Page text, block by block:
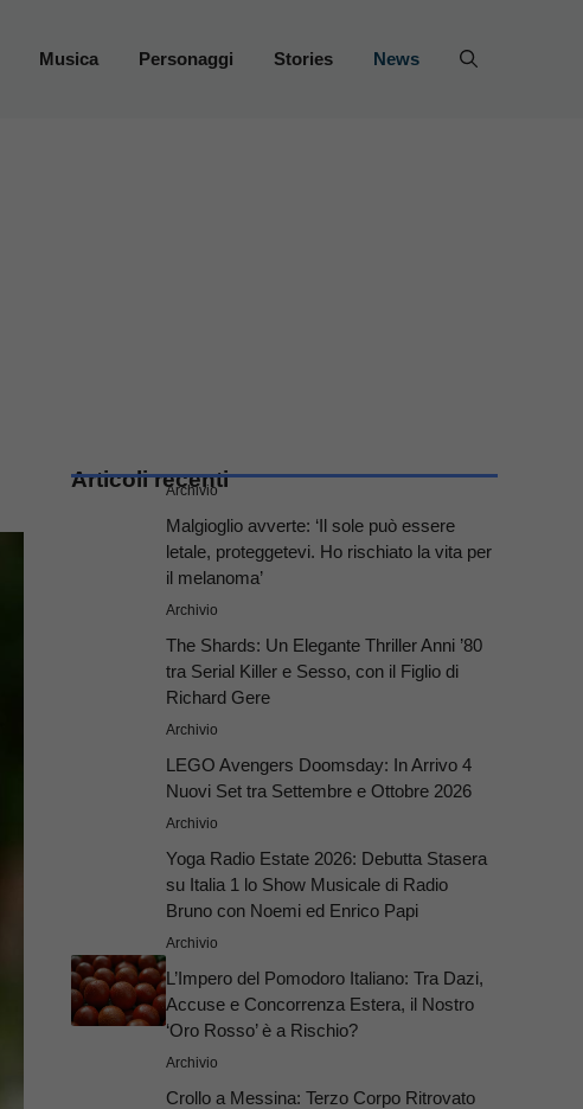
Musica Personaggi Stories News
Articoli recenti
Archivio
Malgioglio avverte: ‘Il sole può essere
letale, proteggetevi. Ho rischiato la vita per
il melanoma’
Archivio
The Shards: Un Elegante Thriller Anni ’80
tra Serial Killer e Sesso, con il Figlio di
Richard Gere
Archivio
LEGO Avengers Doomsday: In Arrivo 4
Nuovi Set tra Settembre e Ottobre 2026
Archivio
Yoga Radio Estate 2026: Debutta Stasera
su Italia 1 lo Show Musicale di Radio
Bruno con Noemi ed Enrico Papi
Archivio
L’Impero del Pomodoro Italiano: Tra Dazi,
Accuse e Concorrenza Estera, il Nostro
‘Oro Rosso’ è a Rischio?
Archivio
Crollo a Messina: Terzo Corpo Ritrovato